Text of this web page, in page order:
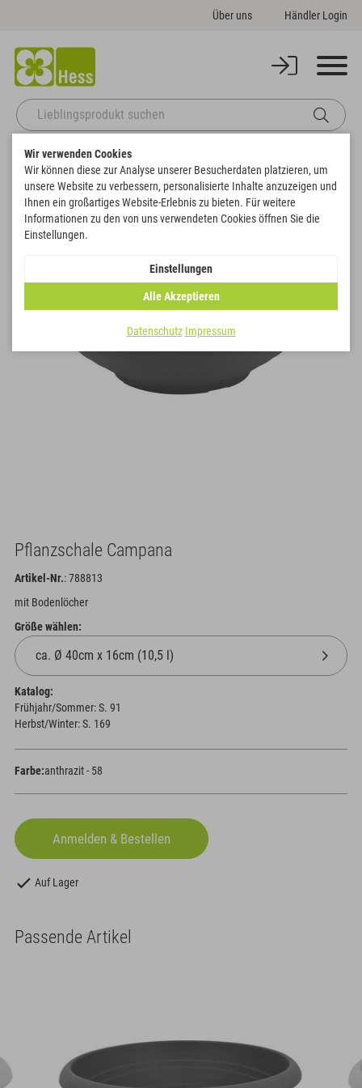
Über uns Händler Login
Startseite Gefäße Pflanzschalen
Zurück zur Artikelübersicht
Pflanzschale Campana
Artikel-Nr.: 788813
mit Bodenlöcher
Größe wählen:
Katalog:
Frühjahr/Sommer: S. 91
Herbst/Winter: S. 169
Farbe:anthrazit - 58
Auf Lager
Passende Artikel
Wir verwenden Cookies
Wir können diese zur Analyse unserer Besucherdaten platzieren, um
unsere Website zu verbessern, personalisierte Inhalte anzuzeigen und
Ihnen ein großartiges Website-Erlebnis zu bieten. Für weitere
Informationen zu den von uns verwendeten Cookies öffnen Sie die
Einstellungen.
Einstellungen
Alle Akzeptieren
Datenschutz Impressum